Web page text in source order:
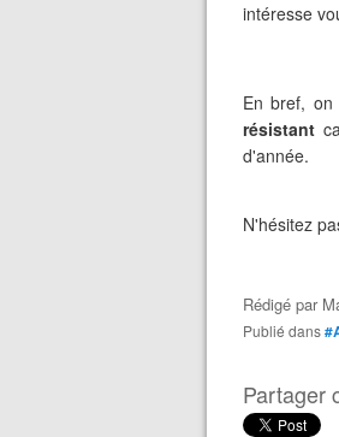
intéresse
En bref,
résistant
d'année.
N'hésitez
Rédigé par
Publié dans
Partager